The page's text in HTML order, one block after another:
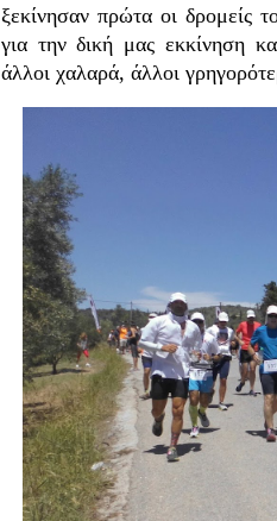
ξεκίνησαν πρώτα οι δρομείς
για την δική μας εκκίνηση
άλλοι χαλαρά, άλλοι